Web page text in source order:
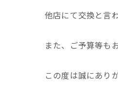
他店にて交換と言
また、ご予算等も
この度は誠にあり